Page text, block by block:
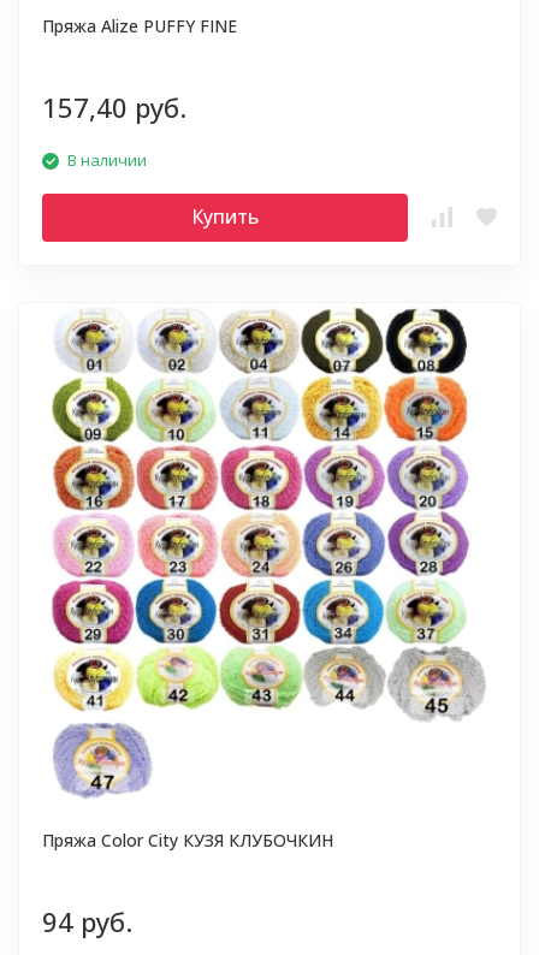
Пряжа Alize PUFFY FINE
157,40 руб.
В наличии
Купить
Пряжа Color City КУЗЯ КЛУБОЧКИН
94 руб.